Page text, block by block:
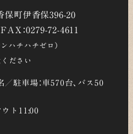
保町伊香保396-20
：0279-72-4611
ンハチハチゼロ）
ださい
駐車場：車570台、バス50
ウト11:00